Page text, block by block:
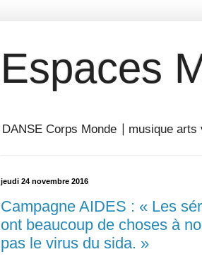
Espaces
DANSE Corps Monde ⎥ musique
jeudi 24 novembre 2016
Campagne AIDES : « Les
ont beaucoup de choses à
pas le virus du sida. »